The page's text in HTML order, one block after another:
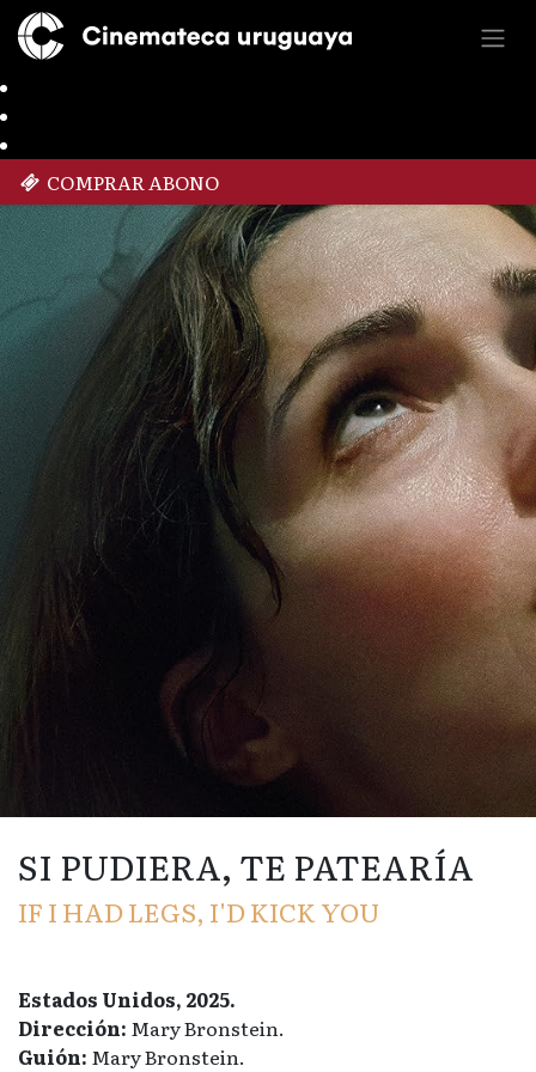
COMPRAR ABONO
SI PUDIERA, TE PATEARÍA
IF I HAD LEGS, I'D KICK YOU
Estados Unidos, 2025.
Dirección: Mary Bronstein.
Guión: Mary Bronstein.